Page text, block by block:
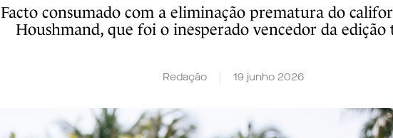
Facto consumado com a eliminação prematura do
Houshmand, que foi o inesperado vencedor da edição
Redação 19 junho 2026